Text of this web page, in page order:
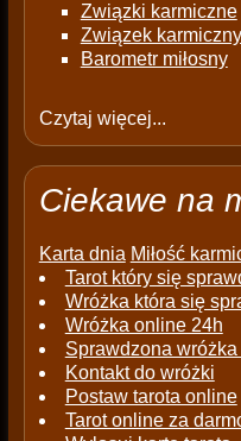
Związki karmiczne
Związek karmiczny
Barometr miłosny
Czytaj więcej...
Ciekawe na
Karta dnia Miłość
Tarot który się
Wróżka która się
Wróżka online 24h
Sprawdzona
Kontakt do wróżki
Postaw tarota online
Tarot online za